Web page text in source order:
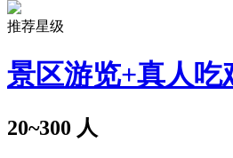
推荐星级
景区游览+真人吃
20~300 人